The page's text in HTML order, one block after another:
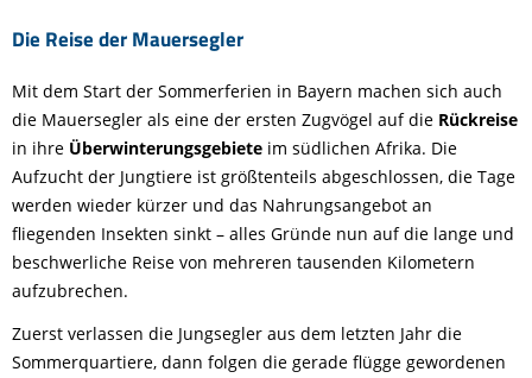
Die Reise der Mauersegler
Mit dem Start der Sommerferien in Bayern machen sich auch
die Mauersegler als eine der ersten Zugvögel auf die Rückreise
in ihre Überwinterungsgebiete im südlichen Afrika. Die
Aufzucht der Jungtiere ist größtenteils abgeschlossen, die Tage
werden wieder kürzer und das Nahrungsangebot an
fliegenden Insekten sinkt – alles Gründe nun auf die lange und
beschwerliche Reise von mehreren tausenden Kilometern
aufzubrechen.
Zuerst verlassen die Jungsegler aus dem letzten Jahr die
Sommerquartiere, dann folgen die gerade flügge gewordenen